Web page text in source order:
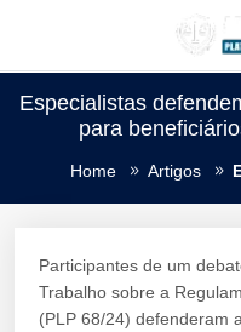
Especialistas
para
Home Artigos
Participantes de um
Trabalho sobre a
(PLP 68/24) defenderam